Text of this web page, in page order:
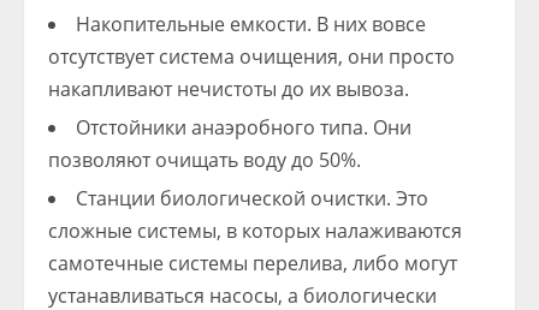
Накопительные емкости. В них вовсе
отсутствует система очищения, они просто
накапливают нечистоты до их вывоза.
Отстойники анаэробного типа. Они
позволяют очищать воду до 50%.
Станции биологической очистки. Это
сложные системы, в которых налаживаются
самотечные системы перелива, либо могут
устанавливаться насосы, а биологически